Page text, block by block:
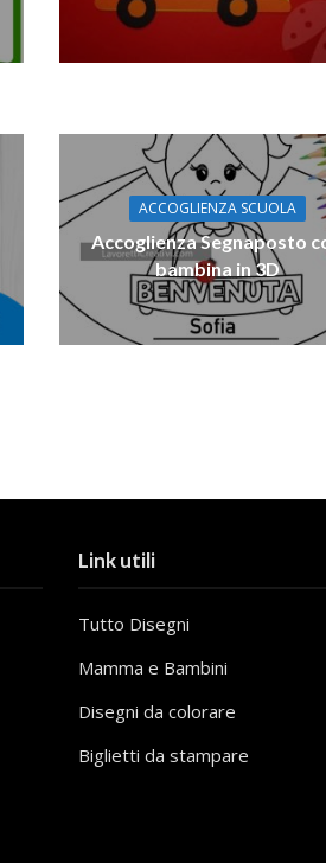
ACCOGLIENZA SCUOLA
Accoglienza Segnaposto
bambina in 3D
Link utili
Tutto Disegni
Mamma e Bambini
Disegni da colorare
Biglietti da stampare